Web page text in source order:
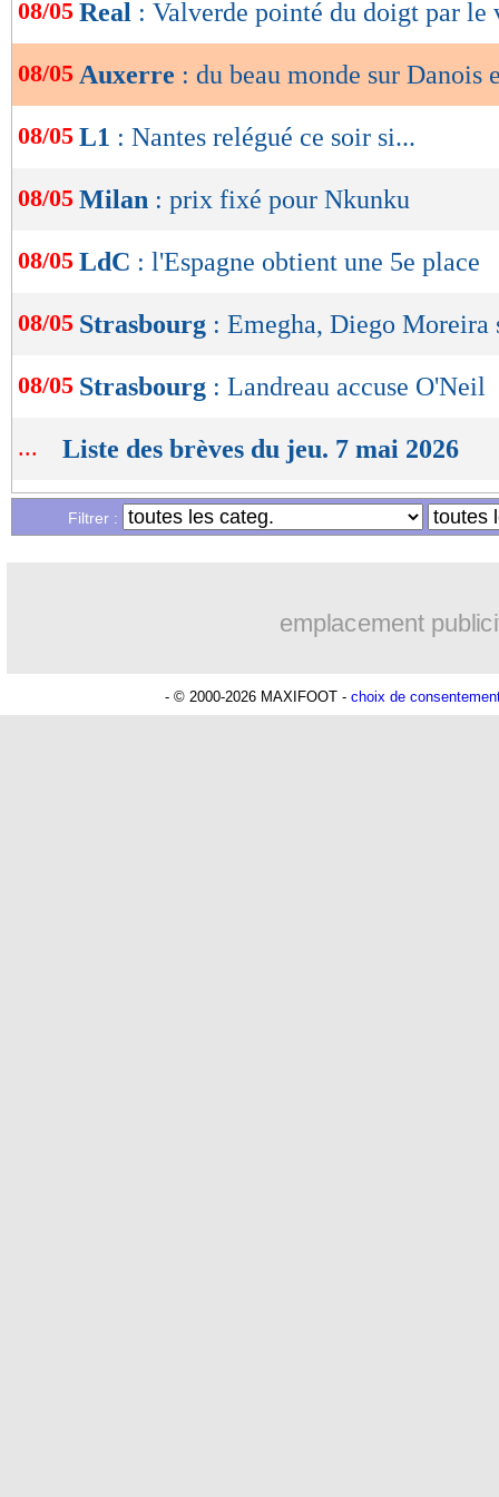
de
OK
08/05 Real : Valverde pointé du doigt par le
08/05 Auxerre : du beau monde sur Danois
08/05 L1 : Nantes relégué ce soir si...
08/05 Milan : prix fixé pour Nkunku
08/05 LdC : l'Espagne obtient une 5e place
08/05 Strasbourg : Emegha, Diego Moreira
08/05 Strasbourg : Landreau accuse O'Neil
... Liste des brèves du jeu. 7 mai 2026
Liste des brèves du mer. 6 mai 2026
Filtrer :
emplacement
- © 2000-2026 MAXIFOOT - choix de